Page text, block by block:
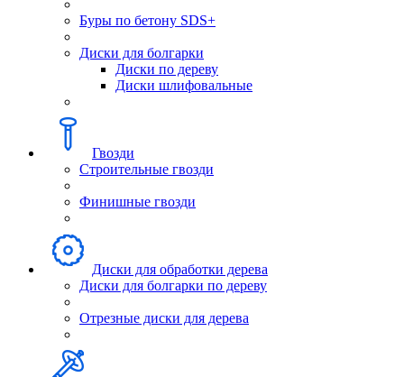
Буры по бетону SDS+
Диски для болгарки
Диски по дереву
Диски шлифовальные
Гвозди
Строительные гвозди
Финишные гвозди
Диски для обработки дерева
Диски для болгарки по дереву
Отрезные диски для дерева